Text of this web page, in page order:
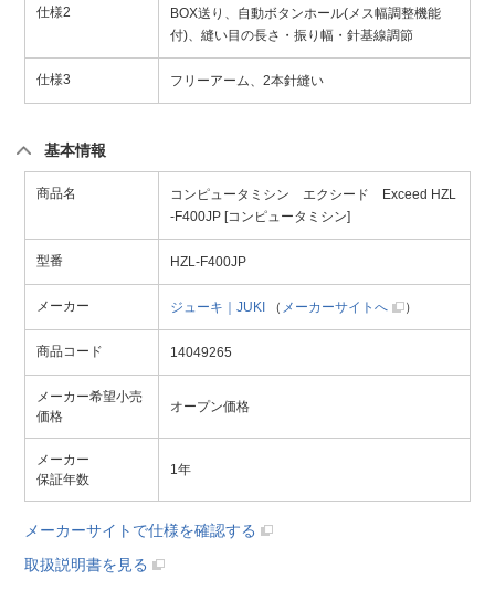
仕様2
BOX送り、自動ボタンホール(メス幅調整機能
付)、縫い目の長さ・振り幅・針基線調節
仕様3 フリーアーム、2本針縫い
基本情報
商品名
コンピュータミシン エクシード Exceed HZL
-F400JP [コンピュータミシン]
型番 HZL-F400JP
メーカー ジューキ｜JUKI （ メーカーサイトへ ）
商品コード 14049265
メーカー希望小売
価格
オープン価格
メーカー
保証年数
1年
メーカーサイトで仕様を確認する
取扱説明書を見る